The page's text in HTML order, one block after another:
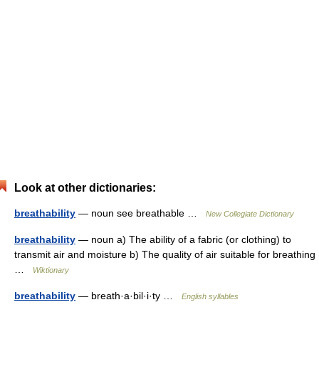
Look at other dictionaries:
breathability — noun see breathable … New Collegiate Dictionary
breathability — noun a) The ability of a fabric (or clothing) to
transmit air and moisture b) The quality of air suitable for breathing
Wiktionary
breathability — breath·a·bil·i·ty … English syllables